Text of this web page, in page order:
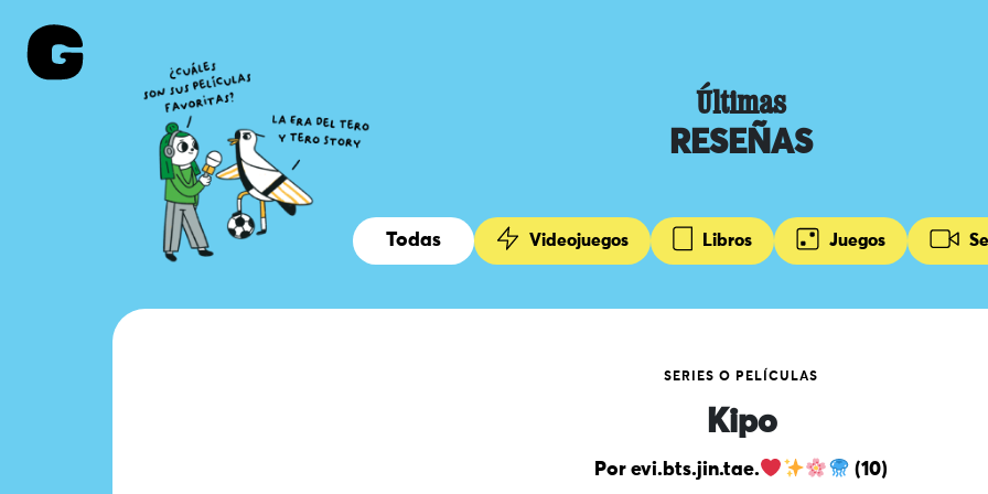
Últimas
RESEÑAS
Todas Videojuegos Libros Juegos
SERIES O PELÍCULAS
Kipo
Por evi.bts.jin.tae. (10)